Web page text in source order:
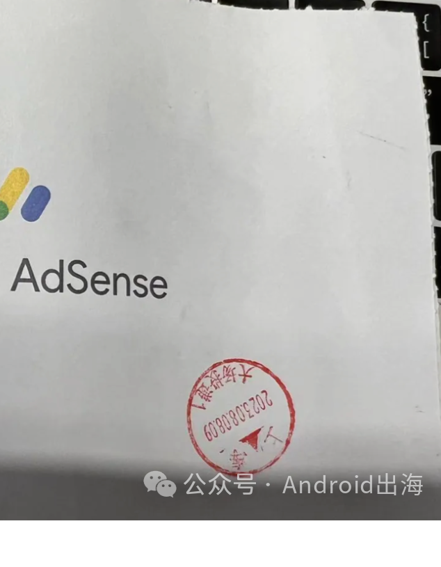
号上架复盘与避坑指南
2025年11月9日
您尚未收到任何评论。